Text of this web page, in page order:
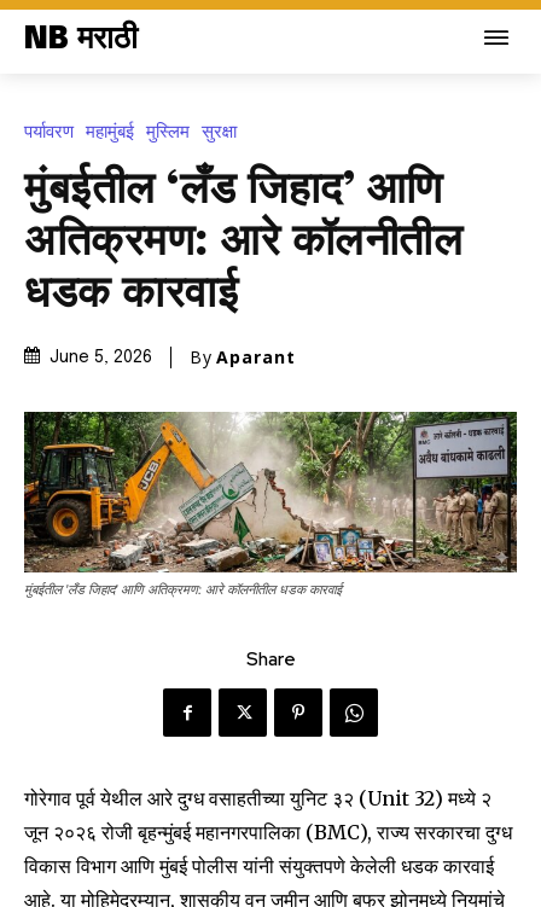
NB मराठी
पर्यावरण महामुंबई मुस्लिम सुरक्षा
मुंबईतील ‘लँड जिहाद’ आणि
अतिक्रमण: आरे कॉलनीतील
धडक कारवाई
June 5, 2026 By Aparant
मुंबईतील 'लँड जिहाद' आणि अतिक्रमण: आरे कॉलनीतील धडक कारवाई
Share
गोरेगाव पूर्व येथील आरे दुग्ध वसाहतीच्या युनिट ३२ (Unit 32) मध्ये २
जून २०२६ रोजी बृहन्मुंबई महानगरपालिका (BMC), राज्य सरकारचा दुग्ध
विकास विभाग आणि मुंबई पोलीस यांनी संयुक्तपणे केलेली धडक कारवाई
आहे. या मोहिमेदरम्यान, शासकीय वन जमीन आणि बफर झोनमध्ये नियमांचे